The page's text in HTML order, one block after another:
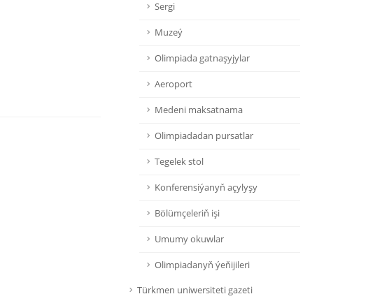
Sergi
Muzeý
Olimpiada gatnaşyjylar
Aeroport
Medeni maksatnama
Olimpiadadan pursatlar
Tegelek stol
Konferensiýanyň açylyşy
Bölümçeleriň işi
Umumy okuwlar
Olimpiadanyň ýeňijileri
Türkmen uniwersiteti gazeti